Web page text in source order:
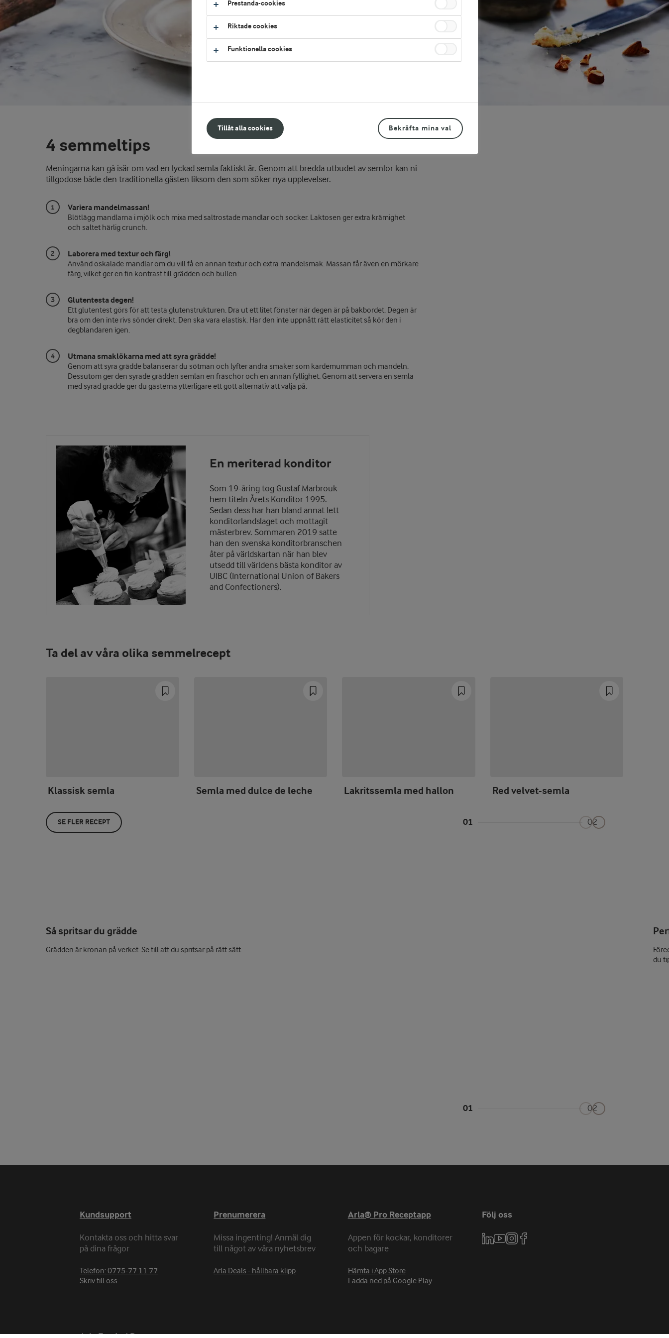
4 semmeltips
Meningarna kan gå isär om vad en lyckad semla faktiskt är. Genom att bredda utbudet av semlor kan ni
tillgodose både den traditionella gästen liksom den som söker nya upplevelser.
Variera mandelmassan!
Blötlägg mandlarna i mjölk och mixa med saltrostade mandlar och socker. Laktosen ger extra krämighet
och saltet härligcrunch.
Laborera med textur och färg!
Använd oskalade mandlar om du vill få en annan textur och extra mandelsmak. Massan får även en mörkare
färg, vilket ger en fin kontrast till grädden och bullen.
Glutentesta degen!
Ett glutentest görs för att testa glutenstrukturen. Dra ut ett litet fönster när degen är på bakbordet. Degen är
bra om den inte rivs sönder direkt. Den ska vara elastisk. Har den inte uppnått rätt elasticitet så kör den i
degblandaren igen.
Utmana smaklökarna med att syra grädde!
Genom att syra grädde balanserar du sötman och lyfter andra smaker som kardemumman och mandeln.
Dessutom ger den syrade grädden semlan en fräschör och en annan fyllighet. Genom att servera en semla
med syrad grädde ger du gästerna ytterligare ett gott alternativ att välja på.
En meriterad konditor
Som 19-åring tog Gustaf Marbrouk
hem titeln Årets Konditor 1995.
Sedan dess har han bland annat lett
konditorlandslaget och mottagit
mästerbrev. Sommaren 2019 satte
han den svenska konditorbranschen
åter på världskartan när han blev
utsedd till världens bästa konditor av
UIBC (International Union of Bakers
and Confectioners).
Ta del av våra olika semmelrecept
Klassisk semla Semla med dulce de leche Lakritssemla med hallon Red velvet-semla
SE FLER RECEPT 01 02
Så spritsar du grädde
Grädden är kronan på verket. Se till att du spritsar på rätt sätt.
du
01 02
Kundsupport
Kontakta oss och hitta svar
på dina frågor
Telefon: 0775-77 11 77
Skriv till oss
Prenumerera
Missa ingenting! Anmäl dig
till något av våra nyhetsbrev
Arla Deals - hållbara klipp
Arla® Pro Receptapp
Appen för kockar, konditorer
och bagare
Hämta i App Store
Ladda ned på Google Play
Följ oss
Tillåt alla cookies
Prestanda-cookies
Riktade cookies
Funktionella cookies
Bekräfta mina val